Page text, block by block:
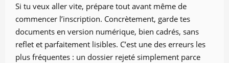
Si tu veux aller vite, prépare tout avant même de
commencer l’inscription. Concrètement, garde tes
documents en version numérique, bien cadrés, sans
reflet et parfaitement lisibles. C’est une des erreurs les
plus fréquentes : un dossier rejeté simplement parce